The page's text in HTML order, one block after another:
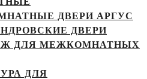
ДВЕРИ АРГУС
ДВЕРИ
ДЛЯ МЕЖКОМНАТНЫХ
ДЛЯ